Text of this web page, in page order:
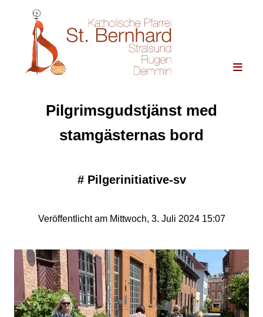
Pilgrimsgudstjänst med
stamgästernas bord
# Pilgerinitiative-sv
Veröffentlicht am Mittwoch, 3. Juli 2024 15:07